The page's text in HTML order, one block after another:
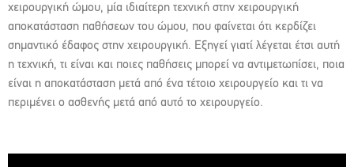
xειρουργική ώμου, μία ιδιαίτερη τεχνική στην χειρουργική
αποκατάσταση παθήσεων του ώμου, που φαίνεται ότι κερδίζει
σημαντικό έδαφος στην χειρουργική. Εξηγεί γιατί λέγεται έτσι αυτή
η τεχνική, τι είναι και ποιες παθήσεις μπορεί να αντιμετωπίσει, ποια
είναι η αποκατάσταση μετά από ένα τέτοιο χειρουργείο και τι να
περιμένει ο ασθενής μετά από αυτό το χειρουργείο.